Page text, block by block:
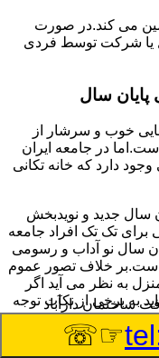
می کند.در صورت
یا شرکت توسط فردی
پایان سال
خوب و سرشار از
در جامعه ایران
دارد که خانه تکانی
سال جدید و نویدبخش
برای تک تک افراد جامعه
سال نو آداب و رسومی
خلاف تصور عموم
به نظر می آید اگر
به برخی از نکات توجه
خانم ها پیشنهاد می
ساختمان دارآباد
☞☏